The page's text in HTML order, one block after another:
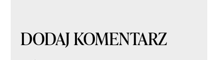
DODAJ KOMENTARZ